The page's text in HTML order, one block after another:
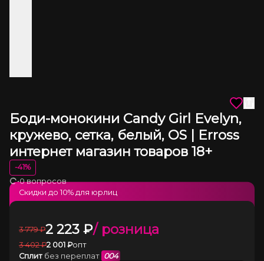
Боди-монокини Candy Girl Evelyn,
кружево, сетка, белый, OS | Erross
интернет магазин товаров 18+
-41%
Загрузка
•0 вопросов
3 779 ₽2 223 ₽/ розница
3 402 ₽2 001 ₽опт
Сплит без переплат 004
Скидки до 10% для юрлиц